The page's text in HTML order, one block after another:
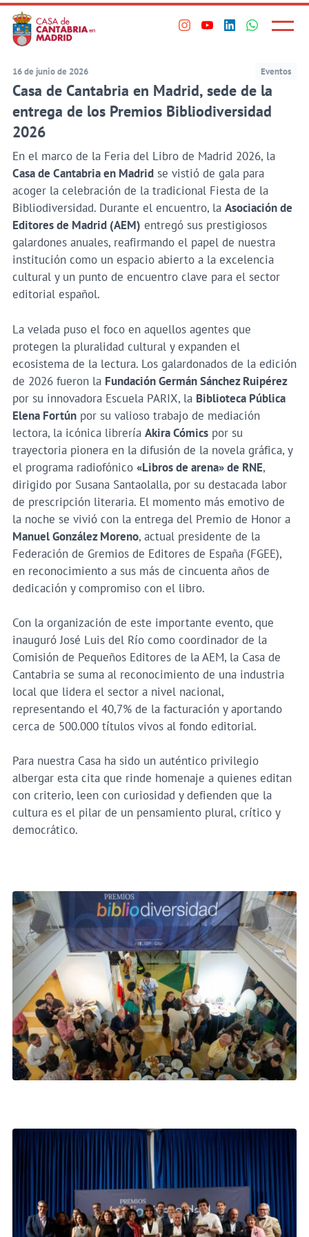
Saltar
al
contenido
principal
Visita
en
Instagram
VisitaVisitaVisita
perfil
en
Principal
Menú
16 de junio de 2026 Eventos
Casa de Cantabria en Madrid, sede de la
entrega de los Premios Bibliodiversidad
2026
En el marco de la Feria del Libro de Madrid 2026, la
Casa de Cantabria en Madridse vistió de gala para
acoger la celebración de la tradicional Fiesta de la
Bibliodiversidad. Durante el encuentro, la Asociación de
Editores de Madrid (AEM) entregó sus prestigiosos
galardones anuales, reafirmando el papel de nuestra
institución como un espacio abierto a la excelencia
cultural y un punto de encuentro clave para el sector
editorial español.
La velada puso el foco en aquellos agentes que
protegen la pluralidad cultural y expanden el
ecosistema de la lectura. Los galardonados de la edición
de 2026 fueron la Fundación Germán Sánchez Ruipérez
por su innovadora Escuela PARIX, la Biblioteca Pública
Elena Fortúnpor su valioso trabajo de mediación
lectora, la icónica librería Akira Cómicspor su
trayectoria pionera en la difusión de la novela gráfica, y
el programa radiofónico «Libros de arena» de RNE,
dirigido por Susana Santaolalla, por su destacada labor
de prescripción literaria. El momento más emotivo de
la noche se vivió con la entrega del Premio de Honor a
Manuel González Moreno, actual presidente de la
Federación de Gremios de Editores de España (FGEE),
en reconocimiento a sus más de cincuenta años de
dedicación y compromiso con el libro.
Con la organización de este importante evento, que
inauguró José Luis del Río como coordinador de la
Comisión de Pequeños Editores de la AEM, la Casa de
Cantabria se suma al reconocimiento de una industria
local que lidera el sector a nivel nacional,
representando el 40,7% de la facturación y aportando
cerca de 500.000 títulos vivos al fondo editorial.
Para nuestra Casa ha sido un auténtico privilegio
albergar esta cita que rinde homenaje a quienes editan
con criterio, leen con curiosidad y defienden que la
cultura es el pilar de un pensamiento plural, crítico y
democrático.